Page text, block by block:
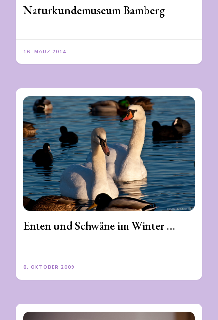
Naturkundemuseum Bamberg
16. MÄRZ 2014
Enten und Schwäne im Winter …
8. OKTOBER 2009